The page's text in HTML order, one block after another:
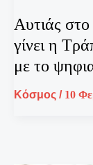
Αυτιάς
γίνει η
με το
Κόσμος / 10